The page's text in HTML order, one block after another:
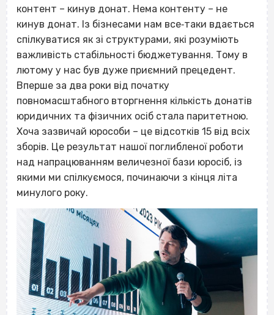
контент – кинув донат. Нема контенту – не
кинув донат. Із бізнесами нам все‐таки вдається
спілкуватися як зі структурами, які розуміють
важливість стабільності бюджетування. Тому в
лютому у нас був дуже приємний прецедент.
Вперше за два роки від початку
повномасштабного вторгнення кількість донатів
юридичних та фізичних осіб стала паритетною.
Хоча зазвичай юрособи – це відсотків 15 від всіх
зборів. Це результат нашої поглибленої роботи
над напрацюванням величезної бази юросіб, із
якими ми спілкуємося, починаючи з кінця літа
минулого року.